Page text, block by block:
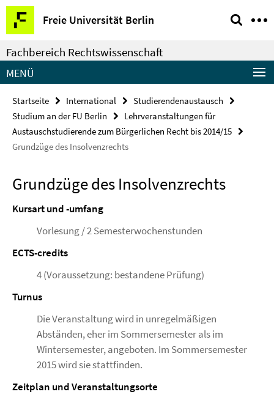
Springe
direkt
zu
Inhalt
Freie Universität Berlin
Service-
Navigation
Fachbereich Rechtswissenschaft
MENÜ
Startseite International
Studierendenaustausch
Studium an der FU Berlin
Lehrveranstaltungen für
Austauschstudierende zum Bürgerlichen Recht bis 2014/15
Grundzüge des Insolvenzrechts
Grundzüge des Insolvenzrechts
Kursart und -umfang
Vorlesung / 2 Semesterwochenstunden
ECTS-credits
4 (Voraussetzung: bestandene Prüfung)
Turnus
Die Veranstaltung wird in unregelmäßigen
Abständen, eher im Sommersemester als im
Wintersemester, angeboten. Im Sommersemester
2015 wird sie stattfinden.
Zeitplan und Veranstaltungsorte